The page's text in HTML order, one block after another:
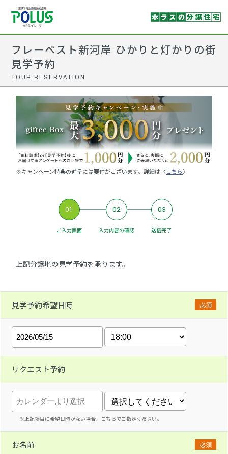
フレーベスト新河岸 ひかりと灯かりの街
見学予約
TOUR RESERVATION
※キャンペーン特典の進呈には要件がございます。詳細は〈こちら〉
01
ご入力画面
02
入力内容の確認
03
送信完了
上記分譲地の見学予約を承ります。
見学予約希望日時 必須
リクエスト予約
※上記項目に希望日時がない場合、こちらでご指定ください。
お名前 必須